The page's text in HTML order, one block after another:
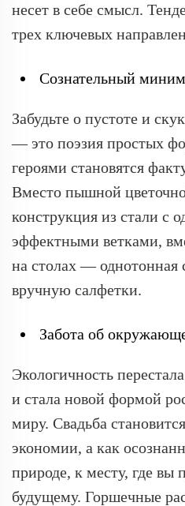
несет в себе смысл.
трех ключевых
Сознательный
Забудьте о пустоте и
— это поэзия простых
героями становятся
Вместо пышной
конструкция из стали с
эффектными ветками,
на столах — однотонная
вручную салфетки.
Забота об
Экологичность
и стала новой формой
миру. Свадьба
экономии, а как
природе, к месту, где вы
будущему. Горшечные